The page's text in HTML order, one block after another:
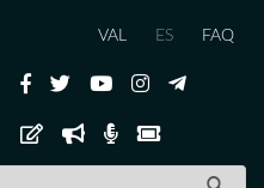
VAL ES FAQ